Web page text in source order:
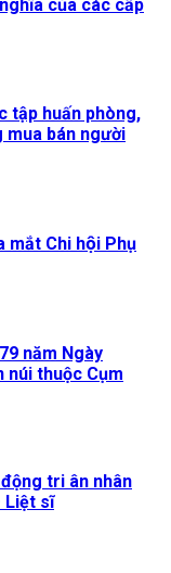
của các cấp
tập huấn phòng,
mua bán người
mắt Chi hội Phụ
năm Ngày
núi thuộc Cụm
tri ân nhân
Liệt sĩ